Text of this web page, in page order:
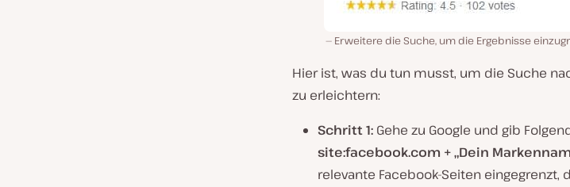
Erweitere die Suche, um die Ergebnisse
Hier ist, was du tun musst, um die Suche
zu erleichtern:
Schritt 1: Gehe zu Google und gib
site:facebook.com + „Dein
relevante Facebook-Seiten eingegrenzt,